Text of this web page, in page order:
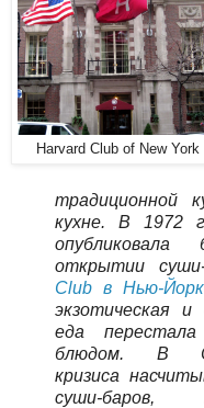
Harvard Club of New York
традиционной
кухне. В 1972
открытии
Club в Нью-
экзотическая
еда
блюдом. В
кризиса
суши-